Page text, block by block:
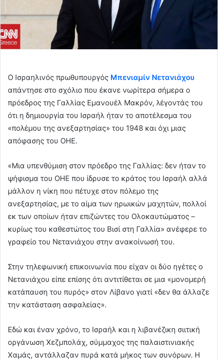
Ο Ισραηλινός πρωθυπουργός Μπενιαμίν Νετανιάχου
απάντησε στο σχόλιο που έκανε νωρίτερα σήμερα ο
πρόεδρος της Γαλλίας Εμανουέλ Μακρόν, λέγοντάς του
ότι η δημιουργία του Ισραήλ ήταν το αποτέλεσμα του
«πολέμου της ανεξαρτησίας» του 1948 και όχι μιας
απόφασης του ΟΗΕ.
«Μια υπενθύμιση στον πρόεδρο της Γαλλίας: δεν ήταν το
ψήφισμα του ΟΗΕ που ίδρυσε το κράτος του Ισραήλ αλλά
μάλλον η νίκη που πέτυχε στον πόλεμο της
ανεξαρτησίας, με το αίμα των ηρωικών μαχητών, πολλοί
εκ των οποίων ήταν επιζώντες του Ολοκαυτώματος –
κυρίως του καθεστώτος του Βισί στη Γαλλία» ανέφερε το
γραφείο του Νετανιάχου στην ανακοίνωσή του.
Στην τηλεφωνική επικοινωνία που είχαν οι δύο ηγέτες ο
Νετανιάχου είπε επίσης ότι αντιτίθεται σε μια «μονομερή
κατάπαυση του πυρός» στον Λίβανο γιατί «δεν θα άλλαζε
την κατάσταση ασφαλείας».
Εδώ και έναν χρόνο, το Ισραήλ και η λιβανέζικη σιιτική
οργάνωση Χεζμπολάχ, σύμμαχος της παλαιστινιακής
Χαμάς, αντάλλαζαν πυρά κατά μήκος των συνόρων. Η